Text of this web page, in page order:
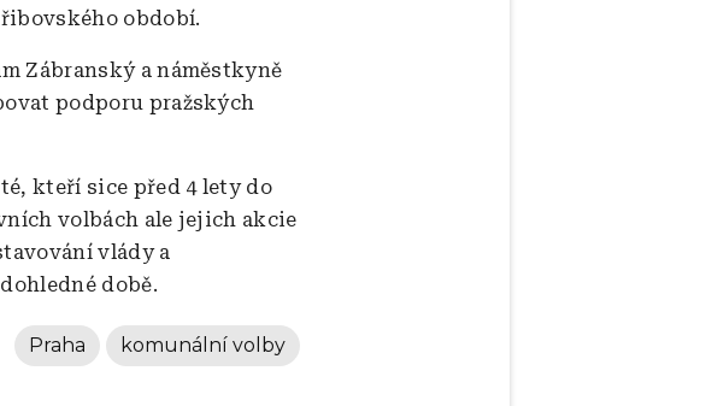
období.
Zábranský a náměstkyně
podporu pražských
kteří sice před 4 lety do
volbách ale jejich akcie
vlády a
době.
komunální volby
Praha